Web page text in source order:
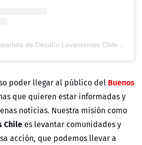
Una publicación compartida de Desafío Levantemos Chile (@desafiochile)
poder llegar al público del Buenos
que quieren estar informadas y
noticias. Nuestra misión como
Chile es levantar comunidades y
acción, que podemos llevar a